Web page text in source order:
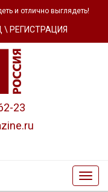
и отлично выглядеть!
\ РЕГИСТРАЦИЯ
23